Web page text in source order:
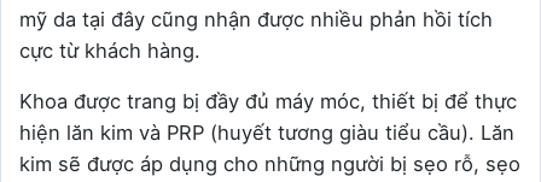
mỹ da tại đây cũng nhận được nhiều phản hồi tích
cực từ khách hàng.
Khoa được trang bị đầy đủ máy móc, thiết bị để thực
hiện lăn kim và PRP (huyết tương giàu tiểu cầu). Lăn
kim sẽ được áp dụng cho những người bị sẹo rỗ, sẹo